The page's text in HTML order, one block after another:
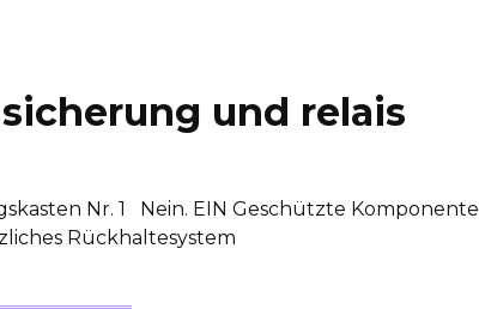
und relais
Nr. 1 Nein. EIN Geschützte Komponente
Rückhaltesystem